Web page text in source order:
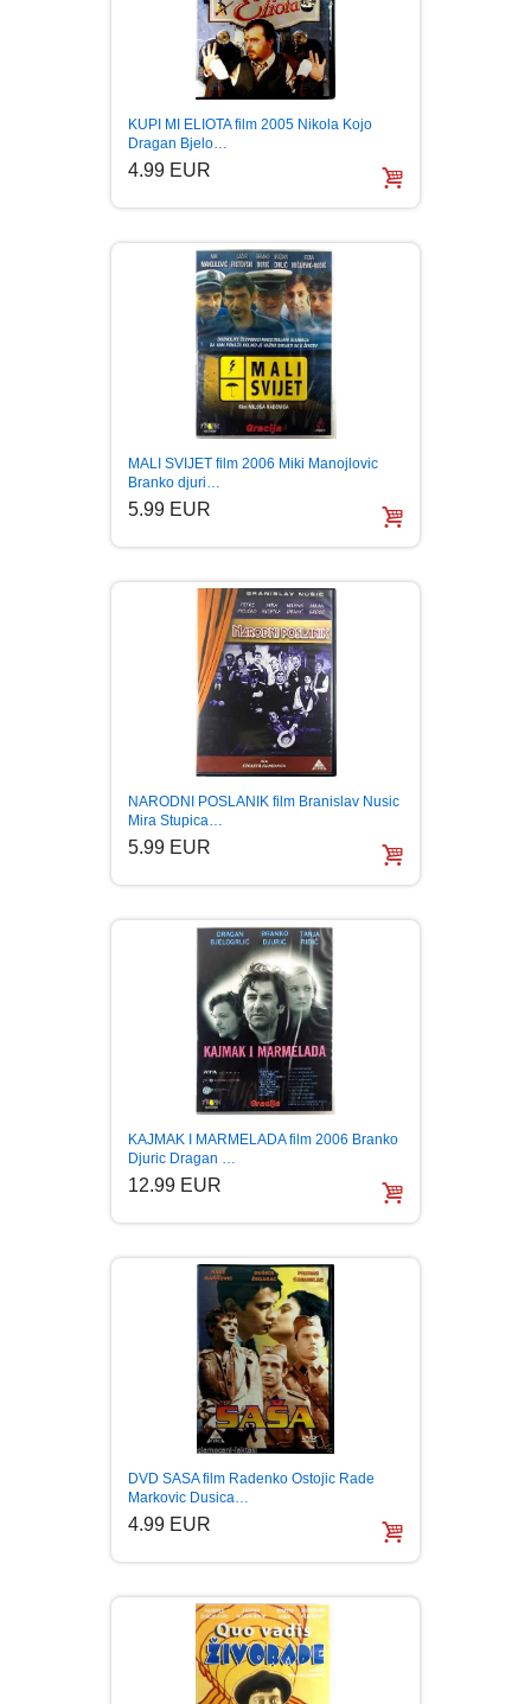
KUPI MI ELIOTA film 2005 Nikola Kojo
Dragan Bjelo…
4.99 EUR
MALI SVIJET film 2006 Miki Manojlovic
Branko djuri…
5.99 EUR
NARODNI POSLANIK film Branislav Nusic
Mira Stupica…
5.99 EUR
KAJMAK I MARMELADA film 2006 Branko
Djuric Dragan …
12.99 EUR
DVD SASA film Radenko Ostojic Rade
Markovic Dusica…
4.99 EUR